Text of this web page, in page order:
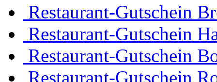
Restaurant-Gutschein
Restaurant-Gutschein
Restaurant-Gutschein
Restaurant-Gutschein